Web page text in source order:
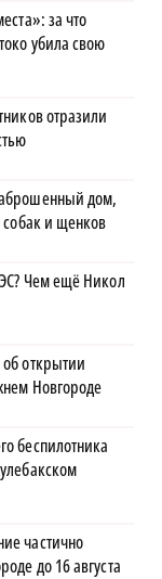
за что
убила свою
отразили
дом,
и щенков
Чем ещё Никол
открытии
Новгороде
беспилотника
частично
до 16 августа